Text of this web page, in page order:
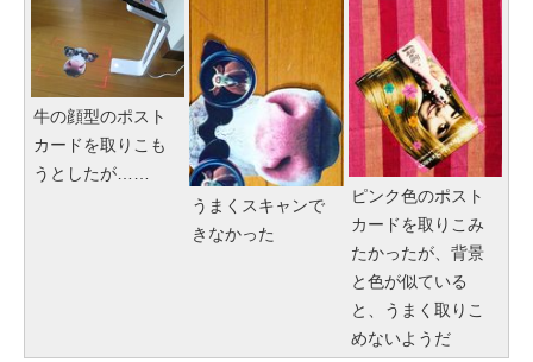
牛の顔型のポスト
カードを取りこも
うとしたが……
うまくスキャンで
きなかった
ピンク色のポスト
カードを取りこみ
たかったが、背景
と色が似ている
と、うまく取りこ
めないようだ